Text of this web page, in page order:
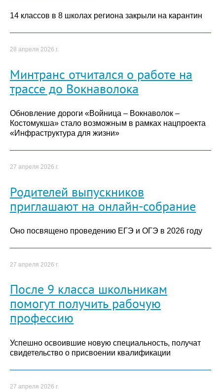
14 классов в 8 школах региона закрыли на карантин
28 апреля 2026 г.
Минтранс отчитался о работе на
трассе до Вокнаволока
Обновление дороги «Войница – Вокнаволок –
Костомукша» стало возможным в рамках нацпроекта
«Инфраструктура для жизни»
27 апреля 2026 г.
Родителей выпускников
приглашают на онлайн-собрание
Оно посвящено проведению ЕГЭ и ОГЭ в 2026 году
27 апреля 2026 г.
После 9 класса школьникам
помогут получить рабочую
профессию
Успешно освоившие новую специальность, получат
свидетельство о присвоении квалификации
27 апреля 2026 г.